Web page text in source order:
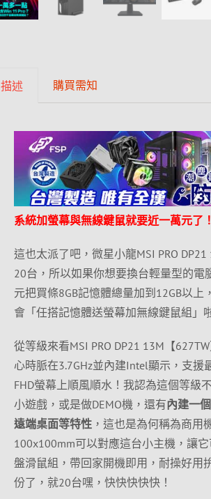
描述 購買需知
系統加螢幕與無線鍵鼠就要近一萬元了！
這也太派了吧，微星小龍MSI PRO
20台，所以如果你想要換台輕量型的
元把買條8GB記憶體總量加到12GB以
會「任搭記憶體送螢幕加無線鍵鼠組」
從等級來看MSI PRO DP21 13M【
心時脈在3.7GHz並內建Intel顯示，支援
FHD螢幕上順風順水！我認為這個等級
小遊戲，或是做DEMO機，還有內建一
遠端桌面等特性，這也是為何稱為商用
100x100mm可以對應這台小主機，讓
盤滑鼠組，帶回家開機即用，耐操好用
份了，就20台嘿，快快快快快！